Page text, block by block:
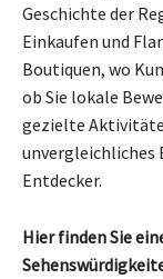
Geschichte der
Einkaufen und
Boutiquen, wo
ob Sie lokale
gezielte
unvergleichliches
Entdecker.
Hier finden Sie